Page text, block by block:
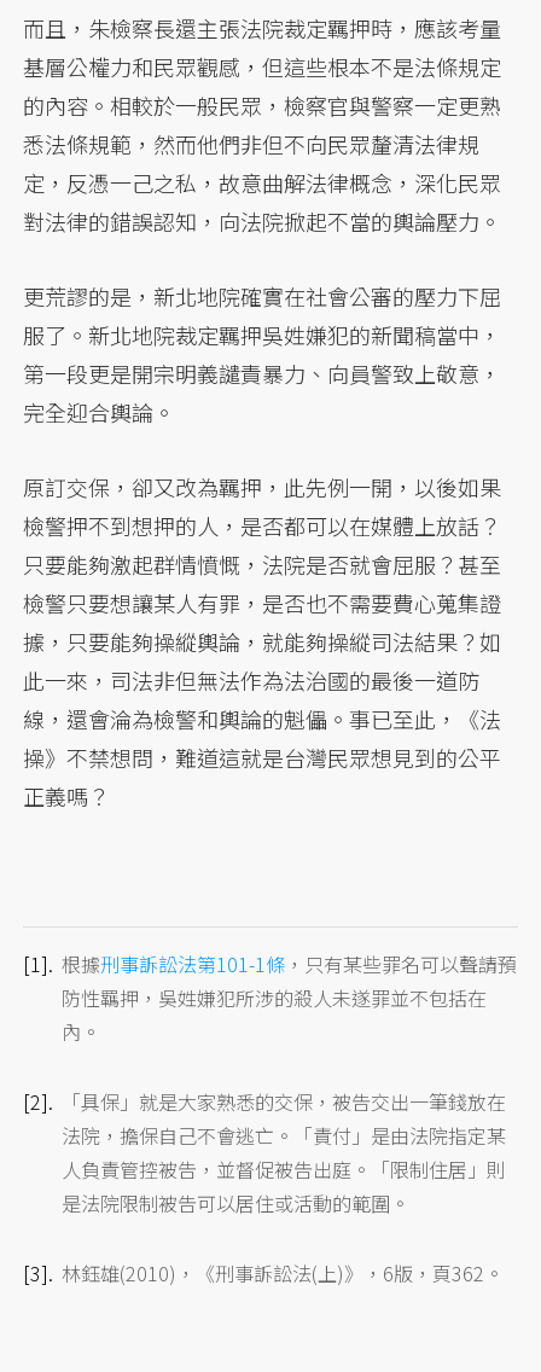
而且，朱檢察長還主張法院裁定羈押時，應該考量
基層公權力和民眾觀感，但這些根本不是法條規定
的內容。相較於一般民眾，檢察官與警察一定更熟
悉法條規範，然而他們非但不向民眾釐清法律規
定，反憑一己之私，故意曲解法律概念，深化民眾
對法律的錯誤認知，向法院掀起不當的輿論壓力。
更荒謬的是，新北地院確實在社會公審的壓力下屈
服了。新北地院裁定羈押吳姓嫌犯的新聞稿當中，
第一段更是開宗明義譴責暴力、向員警致上敬意，
完全迎合輿論。
原訂交保，卻又改為羈押，此先例一開，以後如果
檢警押不到想押的人，是否都可以在媒體上放話？
只要能夠激起群情憤慨，法院是否就會屈服？甚至
檢警只要想讓某人有罪，是否也不需要費心蒐集證
據，只要能夠操縱輿論，就能夠操縱司法結果？如
此一來，司法非但無法作為法治國的最後一道防
線，還會淪為檢警和輿論的魁儡。事已至此，《法
操》不禁想問，難道這就是台灣民眾想見到的公平
正義嗎？
[1]. 根據刑事訴訟法第101-1條 ，只有某些罪名可以聲請預
防性羈押，吳姓嫌犯所涉的殺人未遂罪並不包括在
內。
[2].
「具保」就是大家熟悉的交保，被告交出一筆錢放在
法院，擔保自己不會逃亡。「責付」是由法院指定某
人負責管控被告，並督促被告出庭。「限制住居」則
是法院限制被告可以居住或活動的範圍。
[3]. 林鈺雄(2010)，《刑事訴訟法(上)》，6版，頁362。